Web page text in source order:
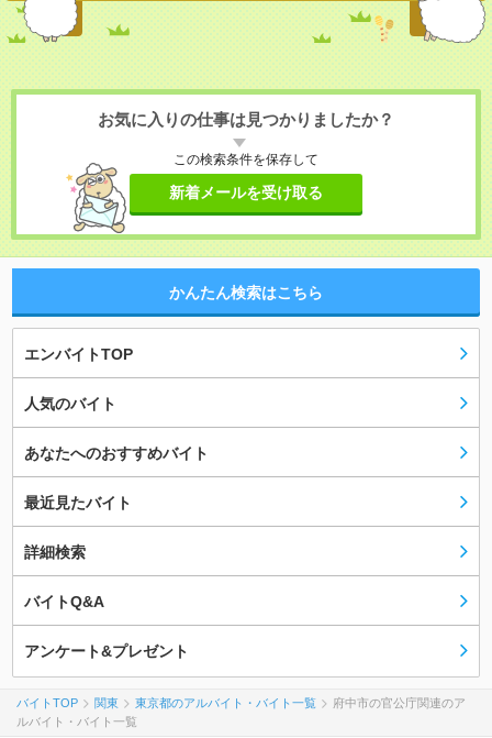
お気に入りの仕事は見つかりましたか？
この検索条件を保存して
新着メールを受け取る
かんたん検索はこちら
エンバイトTOP
人気のバイト
あなたへのおすすめバイト
最近見たバイト
詳細検索
バイトQ&A
アンケート&プレゼント
バイトTOP 関東 東京都のアルバイト・バイト一覧
府中市の官公庁関連のア
ルバイト・バイト一覧